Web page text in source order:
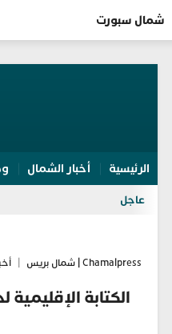
شمال سبورت
الرئيسية أخبار الشمال
عاجل
Chamalpress | شمال بريس
الكتابة الإقليمية